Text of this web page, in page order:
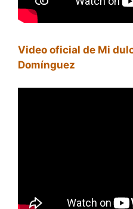
Video oficial de Mi
Domínguez